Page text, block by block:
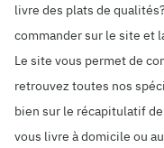
livre des plats de
commander sur le site et
Le site vous permet de
retrouvez toutes nos
bien sur le récapitulatif
vous livre à domicile ou